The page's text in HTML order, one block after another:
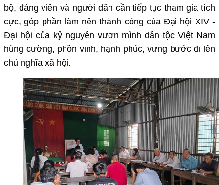
bộ, đảng viên và người dân cần tiếp tục tham gia tích
cực, góp phần làm nên thành công của Đại hội XIV -
Đại hội của kỷ nguyên vươn mình dân tộc Việt Nam
hùng cường, phồn vinh, hạnh phúc, vững bước đi lên
chủ nghĩa xã hội.